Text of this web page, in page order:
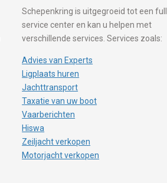
Schepenkring is uitgegroeid tot een full
service center en kan u helpen met
verschillende services. Services zoals:
Advies van Experts
Ligplaats huren
Jachttransport
Taxatie van uw boot
Vaarberichten
Hiswa
Zeiljacht verkopen
Motorjacht verkopen